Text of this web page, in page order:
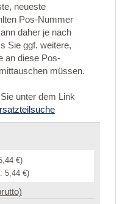
neueste
Pos-Nummer
daher je nach
Sie ggf. weitere,
an diese Pos-
müssen.
unter dem Link
€)
5,44 €)